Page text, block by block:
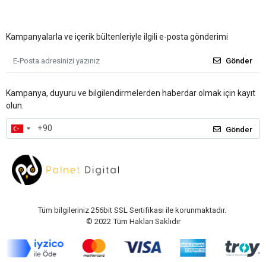
Kampanyalarla ve içerik bültenleriyle ilgili e-posta gönderimi
Gönder
Kampanya, duyuru ve bilgilendirmelerden haberdar olmak için kayıt
olun.
Gönder
Tüm bilgileriniz 256bit SSL Sertifikası ile korunmaktadır.
© 2022 Tüm Hakları Saklıdır